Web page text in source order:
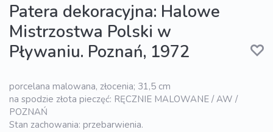
Patera dekoracyjna: Halowe
Mistrzostwa Polski w
Pływaniu. Poznań, 1972
porcelana malowana, złocenia; 31,5 cm
na spodzie złota pieczęć: RĘCZNIE MALOWANE / AW /
POZNAŃ
Stan zachowania: przebarwienia.